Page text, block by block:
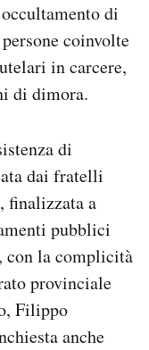
di
coinvolte
in carcere,
di dimora.
di
dai fratelli
finalizzata a
pubblici
con la complicità
provinciale
Filippo
anche